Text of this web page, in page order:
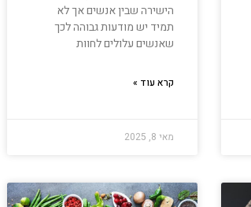
הישירה שבין אנשים אך לא
תמיד יש מודעות גבוהה לכך
שאנשים עלולים לחוות
קרא עוד »
מאי 8, 2025